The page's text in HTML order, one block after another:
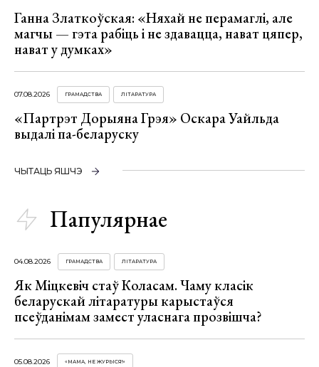
Ганна Златкоўская: «Няхай не перамаглі, але
магчы — гэта рабіць і не здавацца, нават цяпер,
нават у думках»
07.08.2026 ГРАМАДСТВА ЛІТАРАТУРА
«Партрэт Дорыяна Грэя» Оскара Уайльда
выдалі па-беларуску
ЧЫТАЦЬ ЯШЧЭ
Папулярнае
04.08.2026 ГРАМАДСТВА ЛІТАРАТУРА
Як Міцкевіч стаў Коласам. Чаму класік
беларускай літаратуры карыстаўся
псеўданімам замест уласнага прозвішча?
05.08.2026 «МАМА, НЕ ЖУРЫСЯ!»